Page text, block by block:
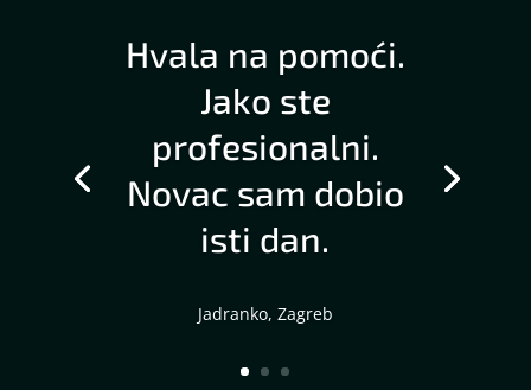
Hvala na pomoći.
Jako ste
profesionalni.
Novac sam dobio
isti dan.
Jadranko, Zagreb